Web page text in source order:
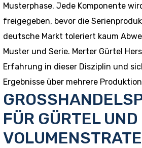
Musterphase. Jede Komponente
freigegeben, bevor die
deutsche Markt toleriert kaum
Muster und Serie. Merter Gürtel
Erfahrung in dieser Disziplin und
Ergebnisse über mehrere
FÜR GÜRTEL UND